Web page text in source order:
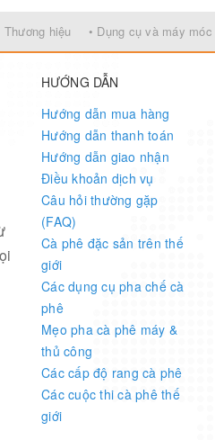
Thương hiệu • Dụng cụ và máy móc
HƯỚNG DẪN
Hướng dẫn mua hàng
Hướng dẫn thanh toán
Hướng dẫn giao nhận
Điều khoản dịch vụ
Câu hỏi thường gặp
(FAQ)
Cà phê đặc sản trên thế
giới
Các dụng cụ pha chế cà
phê
Mẹo pha cà phê máy &
thủ công
Các cấp độ rang cà phê
Các cuộc thi cà phê thế
giới